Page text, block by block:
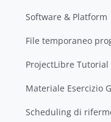
Software & Platform
ProjectLibre Tutorial